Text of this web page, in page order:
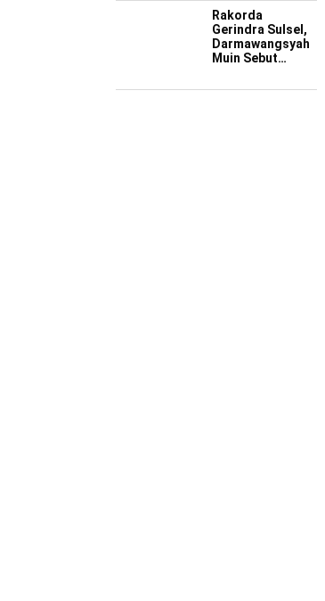
Rakorda
Gerindra Sulsel,
Darmawangsyah
Muin Sebut
Strategis